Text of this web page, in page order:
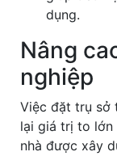
dụng.
Nâng
nghiệp
Việc đặt trụ sở
lại giá trị to lớn
nhà được xây